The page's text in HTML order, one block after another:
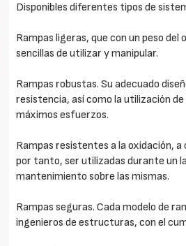
Disponibles diferentes tipos de
Rampas ligeras, que con un peso
sencillas de utilizar y manipular.
Rampas robustas. Su adecuado
resistencia, así como la utilización
máximos esfuerzos.
Rampas resistentes a la oxidación,
por tanto, ser utilizadas durante un
mantenimiento sobre las mismas.
Rampas seguras. Cada modelo de
ingenieros de estructuras, con el